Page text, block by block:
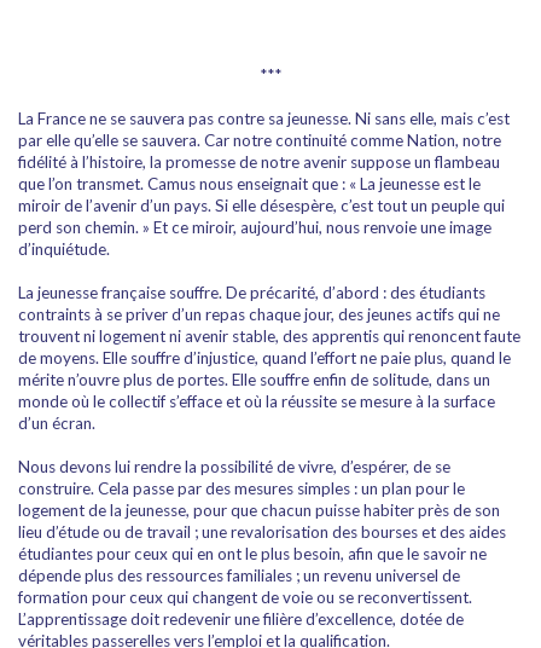
***
La France ne se sauvera pas contre sa jeunesse. Ni sans elle, mais c’est
par elle qu’elle se sauvera. Car notre continuité comme Nation, notre
fidélité à l’histoire, la promesse de notre avenir suppose un flambeau
que l’on transmet. Camus nous enseignait que : « La jeunesse est le
miroir de l’avenir d’un pays. Si elle désespère, c’est tout un peuple qui
perd son chemin. » Et ce miroir, aujourd’hui, nous renvoie une image
d’inquiétude.
La jeunesse française souffre. De précarité, d’abord : des étudiants
contraints à se priver d’un repas chaque jour, des jeunes actifs qui ne
trouvent ni logement ni avenir stable, des apprentis qui renoncent faute
de moyens. Elle souffre d’injustice, quand l’effort ne paie plus, quand le
mérite n’ouvre plus de portes. Elle souffre enfin de solitude, dans un
monde où le collectif s’efface et où la réussite se mesure à la surface
d’un écran.
Nous devons lui rendre la possibilité de vivre, d’espérer, de se
construire. Cela passe par des mesures simples : un plan pour le
logement de la jeunesse, pour que chacun puisse habiter près de son
lieu d’étude ou de travail ; une revalorisation des bourses et des aides
étudiantes pour ceux qui en ont le plus besoin, afin que le savoir ne
dépende plus des ressources familiales ; un revenu universel de
formation pour ceux qui changent de voie ou se reconvertissent.
L’apprentissage doit redevenir une filière d’excellence, dotée de
véritables passerelles vers l’emploi et la qualification.